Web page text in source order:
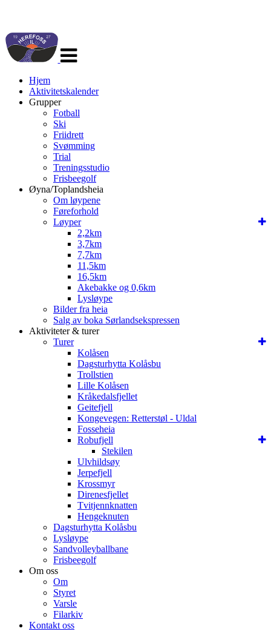
navigasjon
Hjem
Aktivitetskalender
Grupper
Fotball
Ski
Friidrett
Svømming
Trial
Treningsstudio
Frisbeegolf
Øyna/Toplandsheia
Om løypene
Føreforhold
Løyper
2,2km
3,7km
7,7km
11,5km
16,5km
Akebakke og 0,6km
Lysløype
Bilder fra heia
Salg av boka Sørlandsekspressen
Aktiviteter & turer
Turer
Kolåsen
Dagsturhytta Kolåsbu
Trollstien
Lille Kolåsen
Kråkedalsfjellet
Geitefjell
Kongevegen: Retterstøl - Uldal
Fosseheia
Robufjell
Stekilen
Ulvhildsøy
Jerpefjell
Krossmyr
Direnesfjellet
Tvitjennknatten
Hengeknuten
Dagsturhytta Kolåsbu
Lysløype
Sandvolleyballbane
Frisbeegolf
Om oss
Om
Styret
Varsle
Filarkiv
Kontakt oss